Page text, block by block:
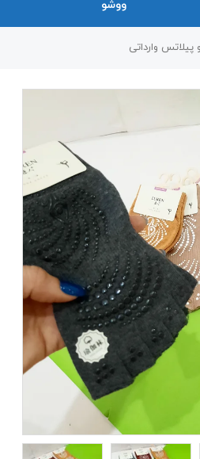
ووشو
پیلاتس وارداتی